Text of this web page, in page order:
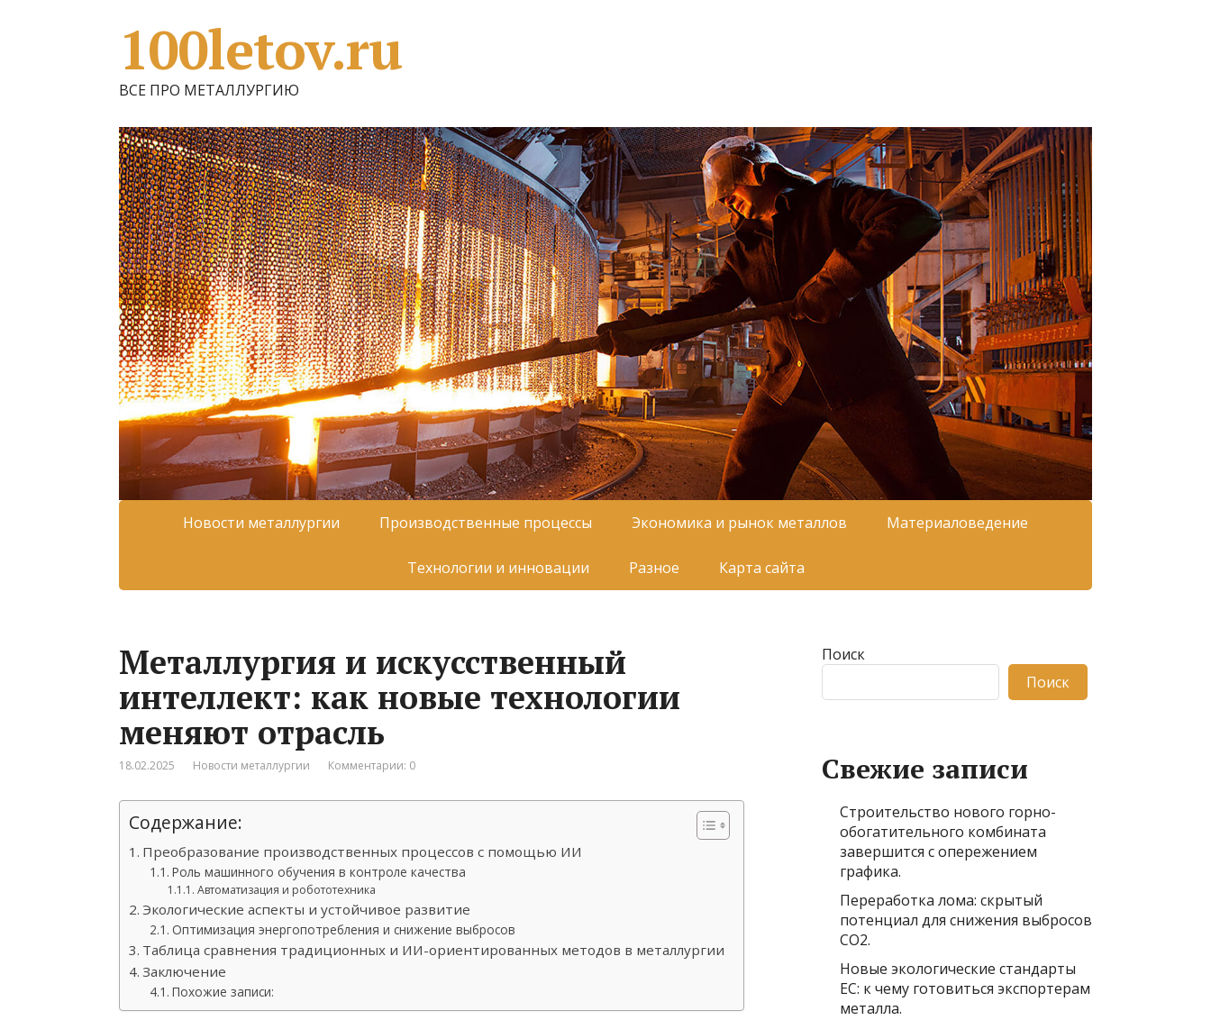
100letov.ru
ВСЕ ПРО МЕТАЛЛУРГИЮ
Новости металлургии Производственные процессы Экономика и рынок металлов Материаловедение
Технологии и инновации Разное Карта сайта
Металлургия и искусственный
интеллект: как новые технологии
меняют отрасль
18.02.2025 Новости металлургии Комментарии: 0
Содержание:
Преобразование производственных процессов с помощью ИИ
Роль машинного обучения в контроле качества
Автоматизация и робототехника
Экологические аспекты и устойчивое развитие
Оптимизация энергопотребления и снижение выбросов
Таблица сравнения традиционных и ИИ-ориентированных методов в металлургии
Заключение
Похожие записи:
Поиск
Поиск
Свежие записи
Строительство нового горно-
обогатительного комбината
завершится с опережением
графика.
Переработка лома: скрытый
потенциал для снижения выбросов
CO2.
Новые экологические стандарты
ЕС: к чему готовиться экспортерам
металла.